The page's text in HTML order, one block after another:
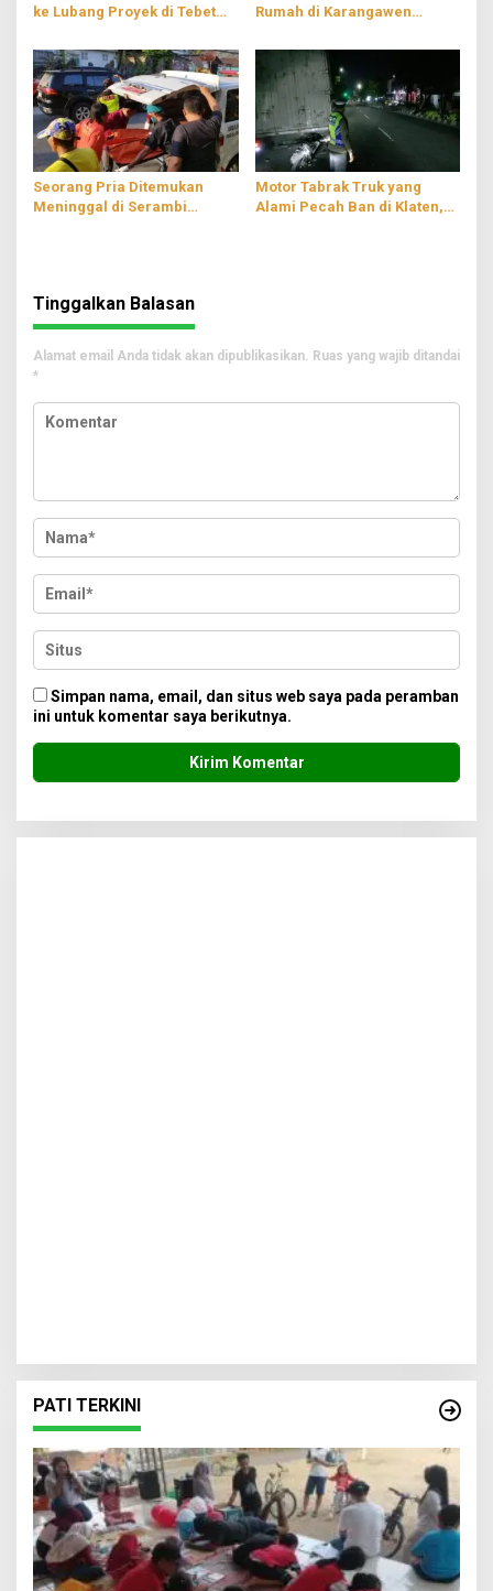
ke Lubang Proyek di Tebet
Terjebak
Rumah di Karangawen
Pribadi
Seorang Pria Ditemukan
Meninggal di Serambi
Motor Tabrak Truk yang
Alami Pecah Ban di Klaten,
Tinggalkan Balasan
Alamat email Anda tidak akan dipublikasikan. Ruas yang wajib ditandai
*
Simpan nama, email, dan situs web saya pada peramban
ini untuk komentar saya berikutnya.
PATI TERKINI